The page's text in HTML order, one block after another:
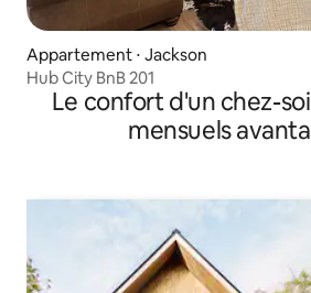
Appartement ⋅ Jackson
Hub City BnB 201
Le confort d'un chez-
mensuels